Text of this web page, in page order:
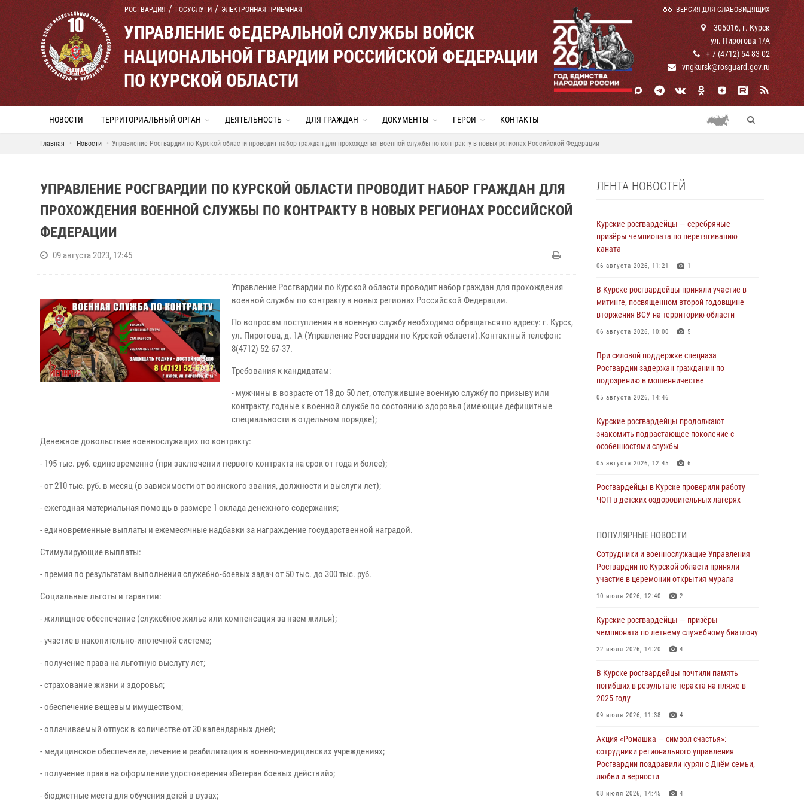
РОСГВАРДИЯ ГОСУСЛУГИ ЭЛЕКТРОННАЯ ПРИЕМНАЯ ВЕРСИЯ ДЛЯ СЛАБОВИДЯЩИХ
УПРАВЛЕНИЕ ФЕДЕРАЛЬНОЙ СЛУЖБЫ ВОЙСК
НАЦИОНАЛЬНОЙ ГВАРДИИ РОССИЙСКОЙ ФЕДЕРАЦИИ
ПО КУРСКОЙ ОБЛАСТИ
305016, г. Курск
ул. Пирогова 1/А
+ 7 (4712) 54-83-02
vngkursk@rosguard.gov.ru
НОВОСТИ ТЕРРИТОРИАЛЬНЫЙ ОРГАН ДЕЯТЕЛЬНОСТЬ ДЛЯ ГРАЖДАН ДОКУМЕНТЫ ГЕРОИ КОНТАКТЫ
Главная Новости Управление Росгвардии по Курской области проводит набор граждан для прохождения военной службы по контракту в новых регионах Российской Федерации
УПРАВЛЕНИЕ РОСГВАРДИИ ПО КУРСКОЙ ОБЛАСТИ ПРОВОДИТ НАБОР ГРАЖДАН ДЛЯ
ПРОХОЖДЕНИЯ ВОЕННОЙ СЛУЖБЫ ПО КОНТРАКТУ В НОВЫХ РЕГИОНАХ РОССИЙСКОЙ
ФЕДЕРАЦИИ
09 августа 2023, 12:45
Управление Росгвардии по Курской области проводит набор граждан для прохождения
военной службы по контракту в новых регионах Российской Федерации.
По вопросам поступления на военную службу необходимо обращаться по адресу: г. Курск,
ул. Пирогова, д. 1А (Управление Росгвардии по Курской области).Контактный телефон:
8(4712) 52-67-37.
Требования к кандидатам:
- мужчины в возрасте от 18 до 50 лет, отслужившие военную службу по призыву или
контракту, годные к военной службе по состоянию здоровья (имеющие дефицитные
специальности в отдельном порядке);
Денежное довольствие военнослужащих по контракту:
- 195 тыс. руб. единовременно (при заключении первого контракта на срок от года и более);
- от 210 тыс. руб. в месяц (в зависимости от воинского звания, должности и выслуги лет);
- ежегодная материальная помощь в размере 1 оклада денежного содержания;
- единовременные выплаты и ежемесячные надбавки за награждение государственной наградой.
Стимулирующие выплаты:
- премия по результатам выполнения служебно-боевых задач от 50 тыс. до 300 тыс. руб.
Социальные льготы и гарантии:
- жилищное обеспечение (служебное жилье или компенсация за наем жилья);
- участие в накопительно-ипотечной системе;
- получение права на льготную выслугу лет;
- страхование жизни и здоровья;
- обеспечение вещевым имуществом;
- оплачиваемый отпуск в количестве от 30 календарных дней;
- медицинское обеспечение, лечение и реабилитация в военно-медицинских учреждениях;
- получение права на оформление удостоверения «Ветеран боевых действий»;
- бюджетные места для обучения детей в вузах;
ЛЕНТА НОВОСТЕЙ
Курские росгвардейцы — серебряные
призёры чемпионата по перетягиванию
каната
06 августа 2026, 11:21 1
В Курске росгвардейцы приняли участие в
митинге, посвященном второй годовщине
вторжения ВСУ на территорию области
06 августа 2026, 10:00 5
При силовой поддержке спецназа
Росгвардии задержан гражданин по
подозрению в мошенничестве
05 августа 2026, 14:46
Курские росгвардейцы продолжают
знакомить подрастающее поколение с
особенностями службы
05 августа 2026, 12:45 6
Росгвардейцы в Курске проверили работу
ЧОП в детских оздоровительных лагерях
При содействии спецназа Росгвардии в
Курске пресечена попытка сбыта крупной
партии наркотиков
04 августа 2026, 12:52
Курской области проверили 85 владельцев
оружия
04 августа 2026, 07:00
В Курской области росгвардейцы за
прошедшую неделю совершили 297 выездов
по сигналу «тревога»
03 августа 2026, 09:46
За прошедшую неделю росгвардейцы
Курской области проверили более 90
владельцев оружия
30 июля 2026, 07:00
ПОПУЛЯРНЫЕ НОВОСТИ
Сотрудники и военнослужащие Управления
Росгвардии по Курской области приняли
участие в церемонии открытия мурала
10 июля 2026, 12:40 2
Курские росгвардейцы — призёры
чемпионата по летнему служебному биатлону
22 июля 2026, 14:20 4
В Курске росгвардейцы почтили память
погибших в результате теракта на пляже в
2025 году
09 июля 2026, 11:38 4
Акция «Ромашка — символ счастья»:
сотрудники регионального управления
Росгвардии поздравили курян с Днём семьи,
любви и верности
08 июля 2026, 14:45 4